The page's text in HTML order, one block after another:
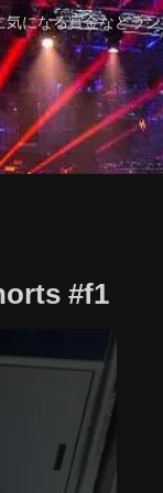
になる賞金などラン
#f1